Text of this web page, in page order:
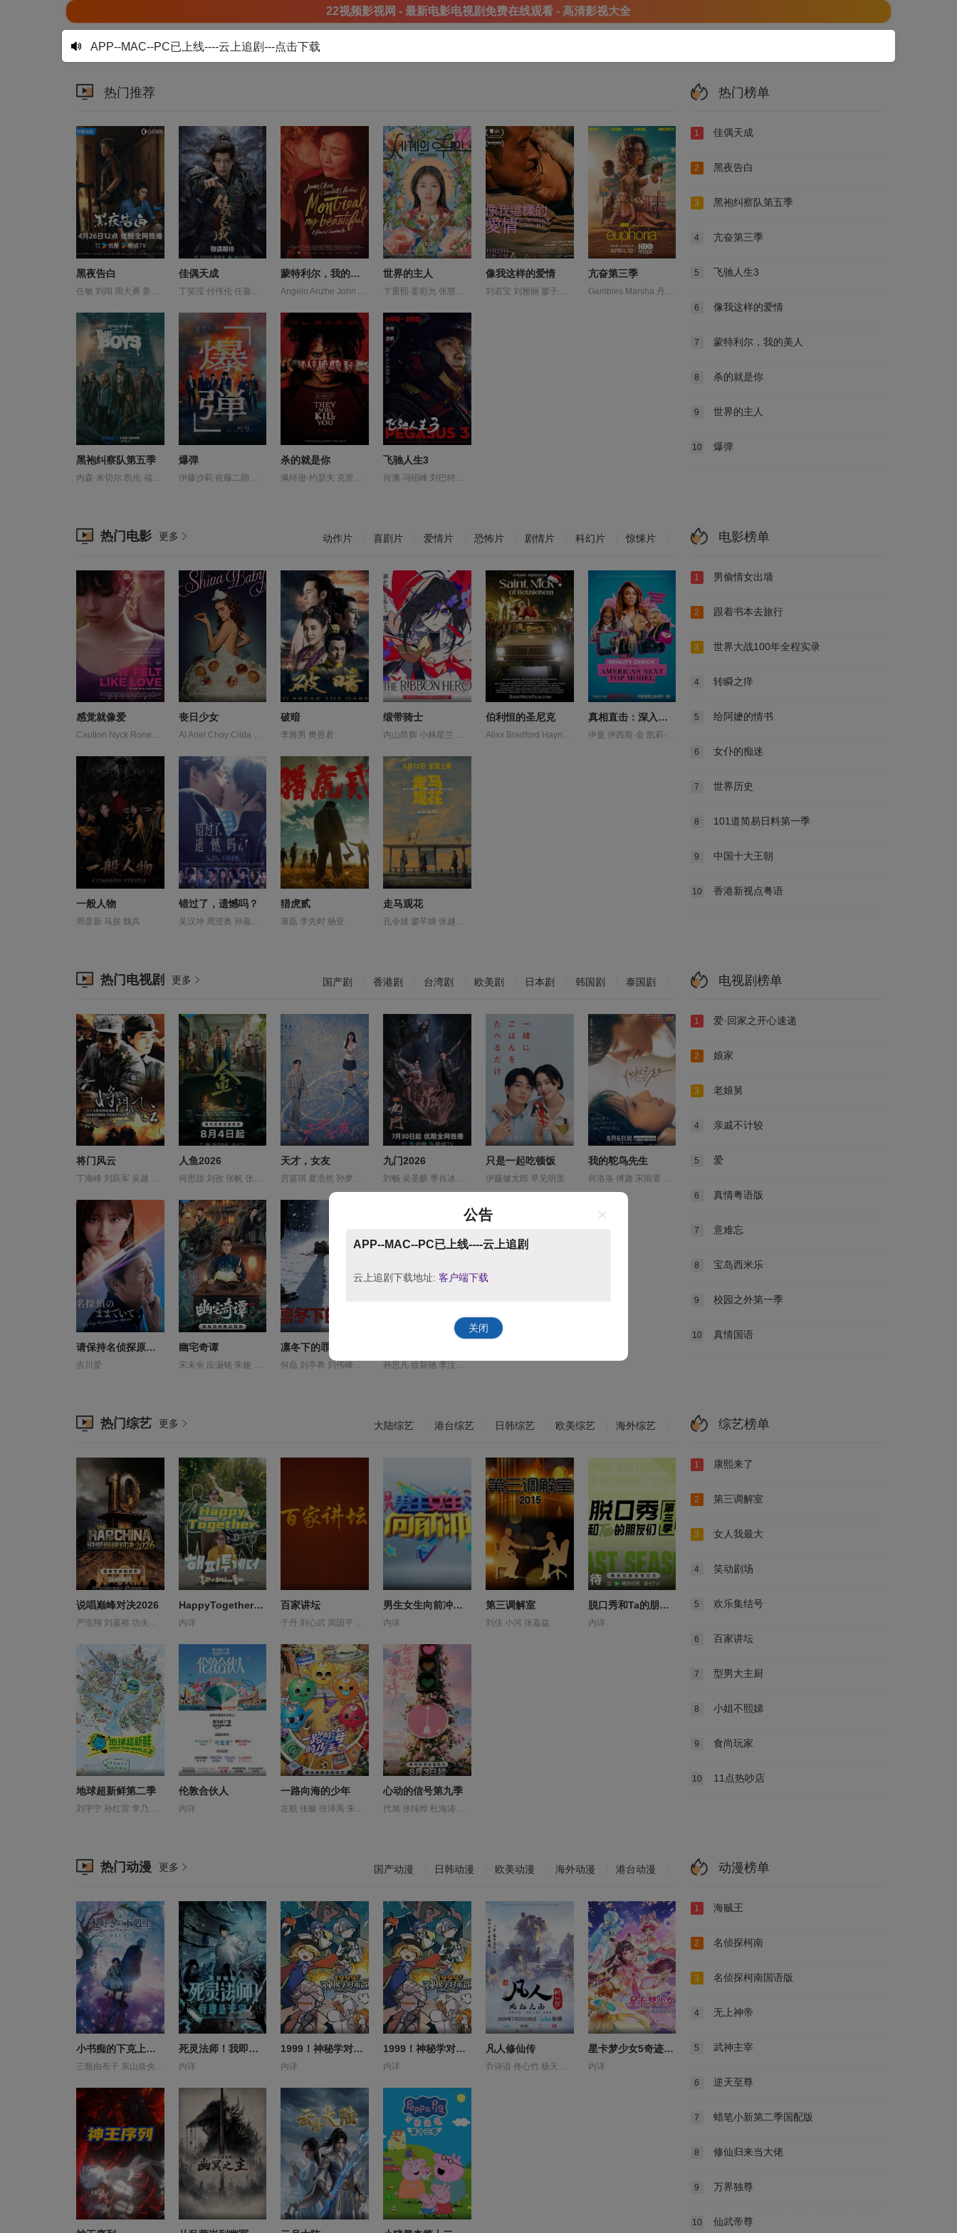
22视频影视网 - 最新电影电视剧免费在线观看 - 高清影视大全
APP--MAC--PC已上线----云上追剧---点击下载
公告
APP--MAC--PC已上线----云上追剧
云上追剧下载地址: 客户端下载
关闭
热门推荐
黑夜告白
任敏 刘闯 周大勇 姜珮瑶 宋霄瑛子 江奇霖 潘粤明 王鹤棣 赵虎子 郑奇 陈玺旭
佳偶天成
丁笑滢 付伟伦 任嘉伦 何中华 刘学义 刘尚麟 加奈那 卢勇 吕行 孙泽源 宋文作 宫正晔 张凯莹 张祎格 张芷溪 彭禺厶 成泰燊 李康 梁咏妮 王以纶 王名扬 王子睿 王鹤润 肖顺尧 邱心志 郑业成 陈欣予 高曙光 黄毅 黄羿
蒙特利尔，我的美人
Angelo Anzhe John Pei Xu Yao Zhang 埃米莉·科泰 夏洛特·奥宾 陈冲
世界的主人
卞重熙 姜彩允 张慧珍 徐粹彬 文惠仁 朴知玧 李代延 李宰锡 李尚熙 林在赫 白贤珠 郑恩京 金艺昶 金郑植 金锡勋 高旻示
像我这样的爱情
刘若宝 刘雅丽 廖子妤 杨淇 林芷沿 陈家乐
亢奋第三季
Gambles Marsha 丹妮尔·戴德怀勒 亚历克萨·德米 亨特·莎弗 保拉·马绍尔 卡丹·哈迪森 埃里克·迪恩 多米尼克·菲克 妮卡·金 安娜·范·帕滕 安萨特·布莱克 扎克·斯坦纳 托比·华莱士 梅尔文·博内兹·埃斯蒂斯 玛莎·凯莉 科尔曼·多明戈 科洛伊·切蕊 索菲亚·罗斯·威尔逊 罗莎莉亚 茉德·阿帕图 莎朗·斯通 西德尼·斯维尼 贝拉·波达拉斯 赞达亚 达格·费尔格 阿兰娜·乌巴赫 阿德沃尔·阿吉纽依-艾格拜吉 雅各布·艾洛蒂 马歇尔·林奇
黑袍纠察队第五季 爆弹 杀的就是你 飞驰人生3
热门榜单
1 佳偶天成
2 黑夜告白
3 黑袍纠察队第五季
4 亢奋第三季
5 飞驰人生3
6 像我这样的爱情
7 蒙特利尔，我的美人
8 杀的就是你
9 世界的主人
10 爆弹
热门电影 更多 动作片 喜剧片 爱情片 恐怖片 剧情片 科幻片 惊悚片
感觉就像爱
Caution Nyck Ronen Rubinstein 吉娜·贝珊蒂 安娜·戴维 罗南·鲁宾斯坦
丧日少女
Al Ariel Choy Cilda Edgar Eliaz Gardner Harmanci Landau Noemie Rita Robin Seligman Shaur Ted Vivien Wesley-Peck Zysermann 丹尼·德费拉里 弗雷德·迈拉麦德 杰姬·霍夫曼 格莉妮丝·贝尔 桑德拉·詹姆斯 波利·德雷珀 理查德·布伦戴奇 瑞秋·塞诺特 莫莉·戈登 迪安娜·阿格隆 黛博拉·奥夫纳
破暗
李雅男 樊昱君
缎带骑士
内山昂辉 小林星兰 新谷真弓 门仓早彩
伯利恒的圣尼克
Alixx Bradford Haynes Jennifer Kathy Patterson Porrata Schottland 丹尼尔·洛巴克 凯西·莫拉蒂 埃利亚斯·凯穆尔 斯特里奥·萨万特 杜恩·惠特克 玛莎·迪特利 蒂莫西·E.古德温
真相直击：深入全美超模大赛第一季
伊曼 伊西斯·金 凯莉·克拉克森 劳伦·赫顿 夏奈尔·伊曼 杰伊·曼努埃尔 泰拉·班克斯 海蒂·克鲁姆 温妮·哈洛 珍妮·杰克逊 简妮斯·迪金森 阿德里安妮·库瑞 香侬·斯图尔特
一般人物
周彦新 马朕 魏兵
错过了，遗憾吗？ 猎虎贰
康磊 李先时 杨亚
走马观花
电影榜单
1 男偷情女出墙
2 跟着书本去旅行
3 世界大战100年全程实录
4 转瞬之痒
5 给阿嬷的情书
6 女仆的痴迷
7 世界历史
8 101道简易日料第一季
9 中国十大王朝
10 香港新视点粤语
热门电视剧 更多 国产剧 香港剧 台湾剧 欧美剧 日本剧 韩国剧 泰国剧
将门风云
丁海峰 刘跃军 吴越 唐静 田海蓉 谭洋 赵君 郑晓宁 陈星旭
人鱼2026
何思甜 刘孜 张帆 张开泰 张棪琰 张译文 方晓东 是安 李庆誉 段钰 罗海琼 董勇 董向荣 薛佳凝 赵健 陈创 黄杨钿甜
天才，女友
厉嘉琪 夏浩然 孙梦秋 安沺 李佑川 田曦薇 胡一天 赖伟明 邬家楷
九门2026
刘畅 吴圣麒 季肖冰 应灏铭 徐正溪 扈帷 曾舜晞 李乃文 杨昊博 杨钧丞 林秋楠 王奕婷 王祖一 王茂蕾 章涛 胡耘豪 释小龙 陈伟霆 陈瑶 陈鸿锦 雷丰瑞
只是一起吃顿饭
伊藤健太郎 早见明里
我的鸵鸟先生
何洛洛 傅迦 宋雨霏 常铖 方晓东 王若衫 胡晓龙 苏晓彤 董璇 许淇杰 贾笑涵 陈冠甯
请保持名侦探原来的样子
吉川爱
幽宅奇谭
宋未央 应灏铭 朱娅 肖东昊
凛冬下的罪恶
何磊 刘亭希 刘伟峰 刘佳萌 刘朔豪 吴昊宸 嘉泽 孙之鸿 左腾云 张睿 徐章 李繁 李蒲赫 洪冰瑶 洪爽 王大奇 王心嫚 窦新豪 肖涵 苏宥辰 孙思凡 徐新驰 李汶翰 李泊文 李牧芸 郭天祺 鹤男
电视剧榜单
1 爱·回家之开心速递
2 娘家
3 老娘舅
4 亲戚不计较
5 爱
6 真情粤语版
7 意难忘
8 宝岛西米乐
9 校园之外第一季
10 真情国语
热门综艺 更多 大陆综艺 港台综艺 日韩综艺 欧美综艺 海外综艺
说唱巅峰对决2026 HappyTogether-不是一个人真好
内详
百家讲坛 男生女生向前冲第十八季
内详
第三调解室
刘佳 小河 张嘉益
脱口秀和Ta的朋友们第三季
内详
地球超新鲜第二季
刘宇宁 孙红雷 李乃文 林一 王玉雯 郭京飞 陈星旭 龚俊
伦敦合伙人
内详
一路向海的少年
左航 张极 张泽禹 朱志鑫 李飞 苏新皓 阎鹤祥 陆虎
心动的信号第九季
代旭 张纯烨 杜海涛 杨超越 薛凯琪
综艺榜单
1 康熙来了
2 第三调解室
3 女人我最大
4 笑动剧场
5 欢乐集结号
6 百家讲坛
7 型男大主厨
8 小姐不熙娣
9 食尚玩家
10 11点热吵店
热门动漫 更多 国产动漫 日韩动漫 欧美动漫 海外动漫 港台动漫
小书痴的下克上领主的养女 死灵法师！我即是天灾动态漫画
内详
1999！神秘学对策部英语
内详
1999！神秘学对策部国语
内详
凡人修仙传 星卡梦少女5奇迹绽放
内详
动漫榜单
1 海贼王
2 名侦探柯南
3 名侦探柯南国语版
4 无上神帝
5 武神主宰
6 逆天至尊
7 蜡笔小新第二季国配版
8 修仙归来当大佬
9 万界独尊
10 仙武帝尊